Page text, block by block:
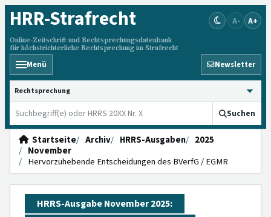
HRR-Strafrecht
Online-Zeitschrift und Rechtsprechungsdatenbank
für höchstrichterliche Rechtsprechung im Strafrecht
A- A+
Menü Newsletter
HRRS durchsuchen
Suchen
Startseite Archiv HRRS-Ausgaben
2025
November
Hervorzuhebende Entscheidungen des BVerfG / EGMR
HRRS-Ausgabe November 2025: